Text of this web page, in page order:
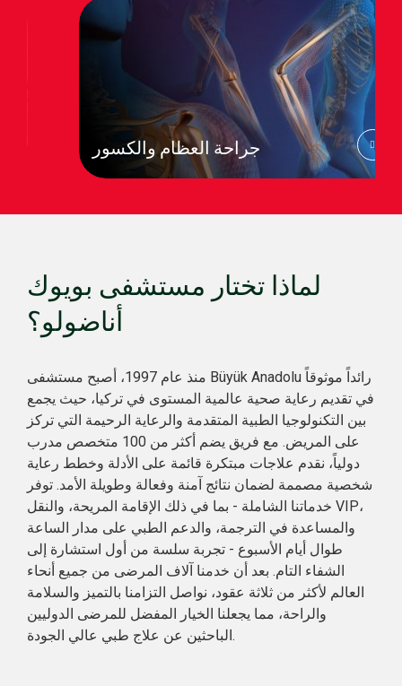
جراحة العظام والكسور
لماذا تختار مستشفى بويوك
أناضولو؟
منذ عام 1997، أصبح مستشفى Büyük Anadolu رائداً موثوقاً
في تقديم رعاية صحية عالمية المستوى في تركيا، حيث يجمع
بين التكنولوجيا الطبية المتقدمة والرعاية الرحيمة التي تركز
على المريض. مع فريق يضم أكثر من 100 متخصص مدرب
دولياً، نقدم علاجات مبتكرة قائمة على الأدلة وخطط رعاية
شخصية مصممة لضمان نتائج آمنة وفعالة وطويلة الأمد. توفر
خدماتنا الشاملة - بما في ذلك الإقامة المريحة، والنقل VIP،
والمساعدة في الترجمة، والدعم الطبي على مدار الساعة
طوال أيام الأسبوع - تجربة سلسة من أول استشارة إلى
الشفاء التام. بعد أن خدمنا آلاف المرضى من جميع أنحاء
العالم لأكثر من ثلاثة عقود، نواصل التزامنا بالتميز والسلامة
والراحة، مما يجعلنا الخيار المفضل للمرضى الدوليين
الباحثين عن علاج طبي عالي الجودة.